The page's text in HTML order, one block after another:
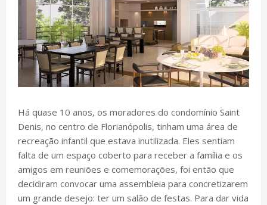
Há quase 10 anos, os moradores do condomínio Saint
Denis, no centro de Florianópolis, tinham uma área de
recreação infantil que estava inutilizada. Eles sentiam
falta de um espaço coberto para receber a família e os
amigos em reuniões e comemorações, foi então que
decidiram convocar uma assembleia para concretizarem
um grande desejo: ter um salão de festas. Para dar vida